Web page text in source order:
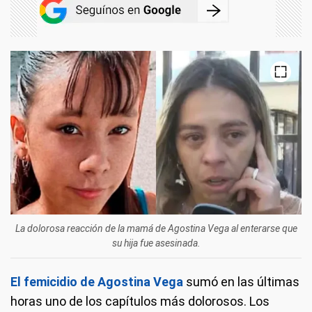
La dolorosa reacción de la mamá de Agostina Vega al enterarse que
su hija fue asesinada.
El femicidio de Agostina Vega sumó en las últimas
horas uno de los capítulos más dolorosos. Los